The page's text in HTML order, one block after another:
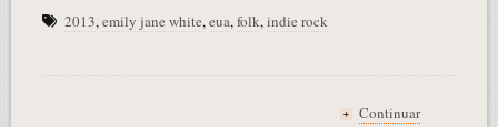
2013,emily jane white,eua,folk,indie rock
+ Continuar